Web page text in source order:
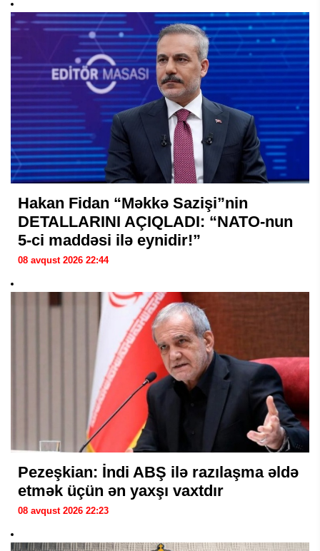
Hakan Fidan “Məkkə Sazişi”nin
DETALLARINI AÇIQLADI: “NATO-nun
5-ci maddəsi ilə eynidir!”
08 avqust 2026 22:44
Pezeşkian: İndi ABŞ ilə razılaşma əldə
etmək üçün ən yaxşı vaxtdır
08 avqust 2026 22:23